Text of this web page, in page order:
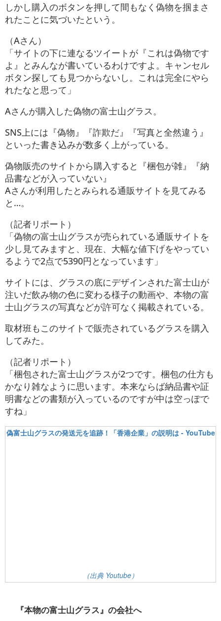
しかし購入のボタンを押して間もなく偽物を掴まさ
れたことに気づいたという。
（Aさん）
「サイトの下に連なるツイートが『これは偽物です
よ』とみんなが書いているわけですよ。キャンセル
ボタン探しても見つからないし。これは完全にやら
れたなと思って」
Aさんが購入した偽物の富士山グラス。
SNS上には『偽物』『詐欺だ』『写真と全然違う』
といった書き込みが数多く上がっている。
偽物販売のサイトから購入すると『梱包が雑』『納
品書などが入っていない』
Aさんが利用したとみられる通販サイトを見てみる
と…。
（記者リポート）
「偽物の富士山グラスが売られている通販サイトを
少し見てみますと、現在、大幅な値下げをやってい
るようで2点で5390円となっています」
サイトには、グラスの底にデザインされた富士山が
注いだ飲み物の色に変わる様子の動画や、本物の富
士山グラスの写真などが許可なく掲載されている。
取材班もこのサイトで販売されているグラスを購入
してみた。
（記者リポート）
「梱包された富士山グラスが2つです。梱包の仕方も
かなり雑なように思います。本来ならば納品書や証
明書などの書類が入っているのですが中は空っぽで
すね」
偽富士山グラスの発送元を追跡！「香港企業」の説明は - YouTube
（出典 Youtube）
『本物の富士山グラス』の会社へ